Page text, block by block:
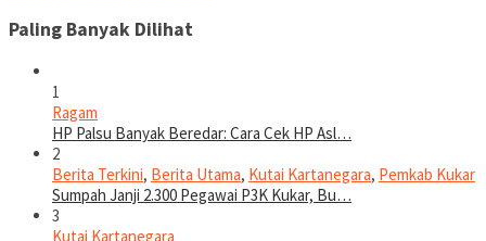
Paling Banyak Dilihat
1
Ragam
HP Palsu Banyak Beredar: Cara Cek HP Asl…
2
Berita Terkini, Berita Utama, Kutai Kartanegara, Pemkab Kukar
Sumpah Janji 2.300 Pegawai P3K Kukar, Bu…
3
Kutai Kartanegara